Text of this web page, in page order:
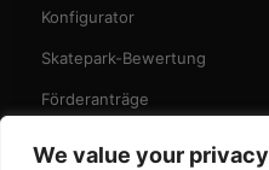
We value your privacy
Konfigurator
Skatepark-Bewertung
Förderanträge